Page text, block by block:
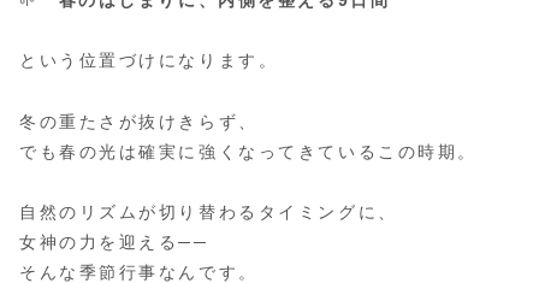
という位置づけになります。
冬の重たさが抜けきらず、
でも春の光は確実に強くなってきているこの時期。
自然のリズムが切り替わるタイミングに、
女神の力を迎える──
そんな季節行事なんです。